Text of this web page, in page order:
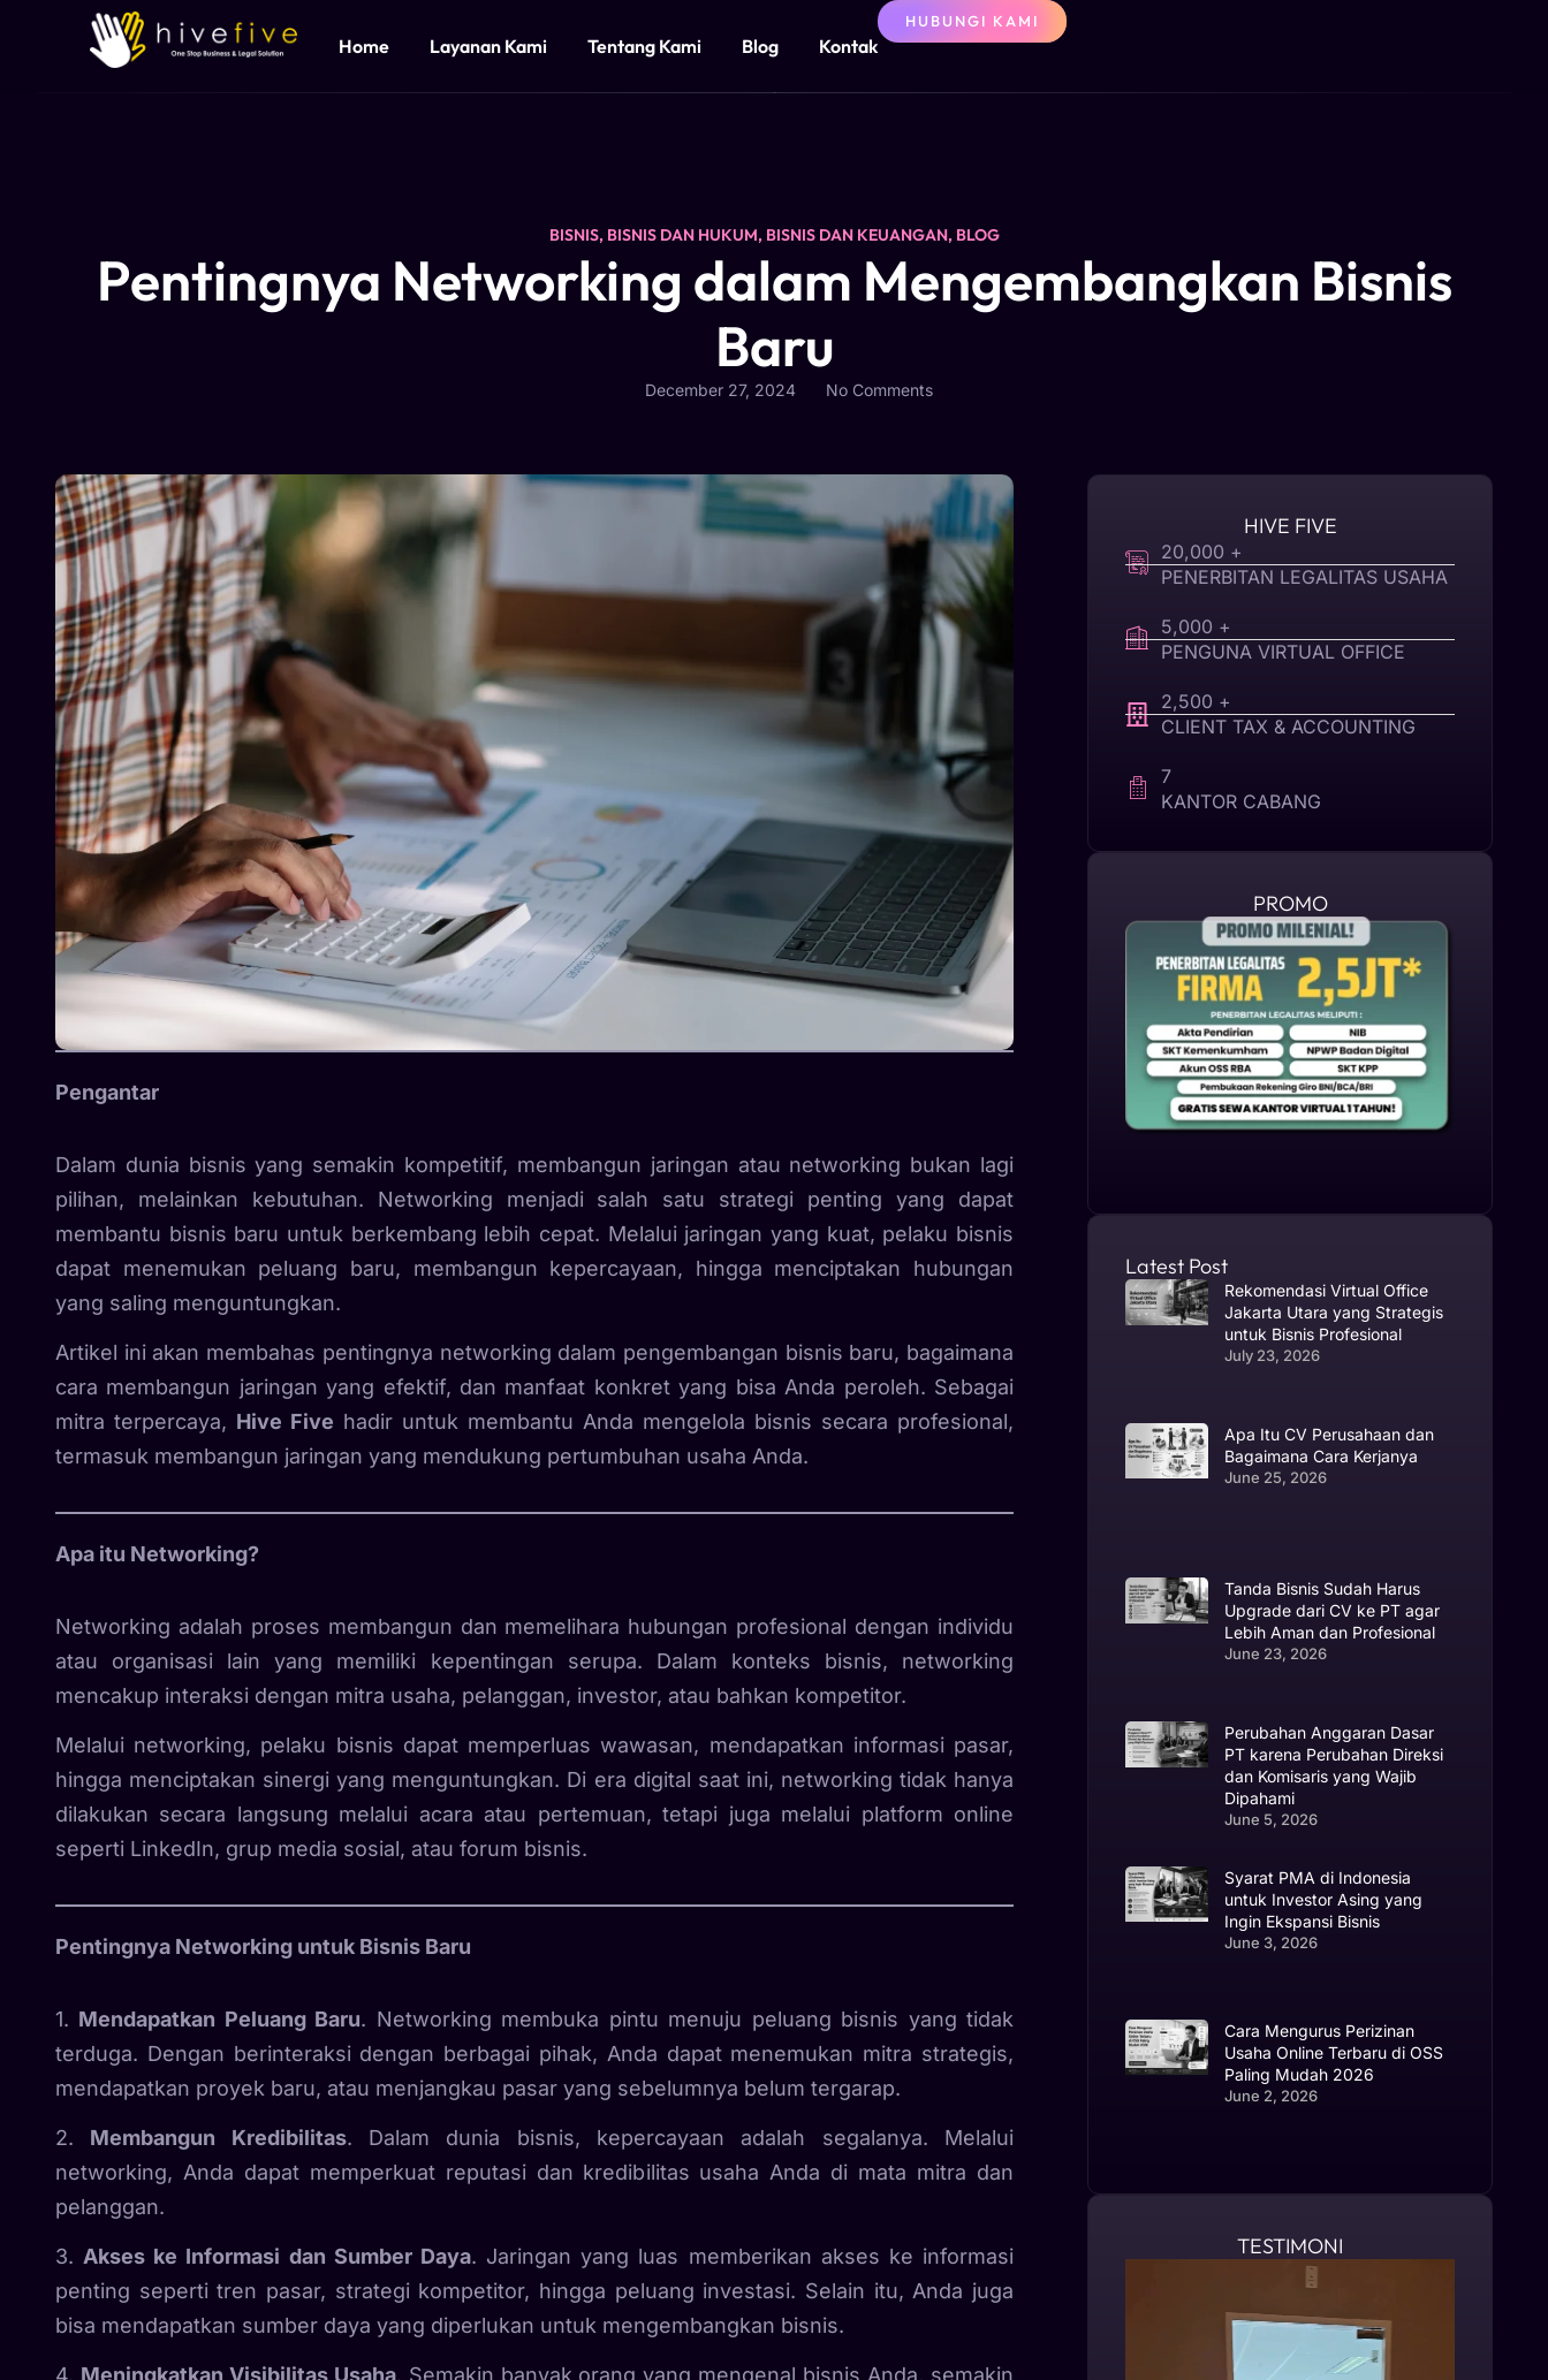
Home Layanan Kami Tentang Kami Blog Kontak
HUBUNGI KAMI
BISNIS, BISNIS DAN HUKUM, BISNIS DAN KEUANGAN, BLOG
Pentingnya Networking dalam Mengembangkan Bisnis
Baru
December 27, 2024 No Comments
Pengantar
Dalam dunia bisnis yang semakin kompetitif, membangun jaringan atau networking bukan lagi
pilihan, melainkan kebutuhan. Networking menjadi salah satu strategi penting yang dapat
membantu bisnis baru untuk berkembang lebih cepat. Melalui jaringan yang kuat, pelaku bisnis
dapat menemukan peluang baru, membangun kepercayaan, hingga menciptakan hubungan
yang saling menguntungkan.
Artikel ini akan membahas pentingnya networking dalam pengembangan bisnis baru, bagaimana
cara membangun jaringan yang efektif, dan manfaat konkret yang bisa Anda peroleh. Sebagai
mitra terpercaya, Hive Five hadir untuk membantu Anda mengelola bisnis secara profesional,
termasuk membangun jaringan yang mendukung pertumbuhan usaha Anda.
Apa itu Networking?
Networking adalah proses membangun dan memelihara hubungan profesional dengan individu
atau organisasi lain yang memiliki kepentingan serupa. Dalam konteks bisnis, networking
mencakup interaksi dengan mitra usaha, pelanggan, investor, atau bahkan kompetitor.
Melalui networking, pelaku bisnis dapat memperluas wawasan, mendapatkan informasi pasar,
hingga menciptakan sinergi yang menguntungkan. Di era digital saat ini, networking tidak hanya
dilakukan secara langsung melalui acara atau pertemuan, tetapi juga melalui platform online
seperti LinkedIn, grup media sosial, atau forum bisnis.
Pentingnya Networking untuk Bisnis Baru
1. Mendapatkan Peluang Baru. Networking membuka pintu menuju peluang bisnis yang tidak
terduga. Dengan berinteraksi dengan berbagai pihak, Anda dapat menemukan mitra strategis,
mendapatkan proyek baru, atau menjangkau pasar yang sebelumnya belum tergarap.
2. Membangun Kredibilitas. Dalam dunia bisnis, kepercayaan adalah segalanya. Melalui
networking, Anda dapat memperkuat reputasi dan kredibilitas usaha Anda di mata mitra dan
pelanggan.
3. Akses ke Informasi dan Sumber Daya. Jaringan yang luas memberikan akses ke informasi
penting seperti tren pasar, strategi kompetitor, hingga peluang investasi. Selain itu, Anda juga
bisa mendapatkan sumber daya yang diperlukan untuk mengembangkan bisnis.
4. Meningkatkan Visibilitas Usaha. Semakin banyak orang yang mengenal bisnis Anda, semakin
HIVE FIVE
20,000 +
PENERBITAN LEGALITAS USAHA
5,000 +
PENGUNA VIRTUAL OFFICE
2,500 +
CLIENT TAX & ACCOUNTING
7
KANTOR CABANG
PROMO
Latest Post
Rekomendasi Virtual Office
Jakarta Utara yang Strategis
untuk Bisnis Profesional
July 23, 2026
Apa Itu CV Perusahaan dan
Bagaimana Cara Kerjanya
June 25, 2026
Tanda Bisnis Sudah Harus
Upgrade dari CV ke PT agar
Lebih Aman dan Profesional
June 23, 2026
Perubahan Anggaran Dasar
PT karena Perubahan Direksi
dan Komisaris yang Wajib
Dipahami
June 5, 2026
Syarat PMA di Indonesia
untuk Investor Asing yang
Ingin Ekspansi Bisnis
June 3, 2026
Cara Mengurus Perizinan
Usaha Online Terbaru di OSS
Paling Mudah 2026
June 2, 2026
TESTIMONI